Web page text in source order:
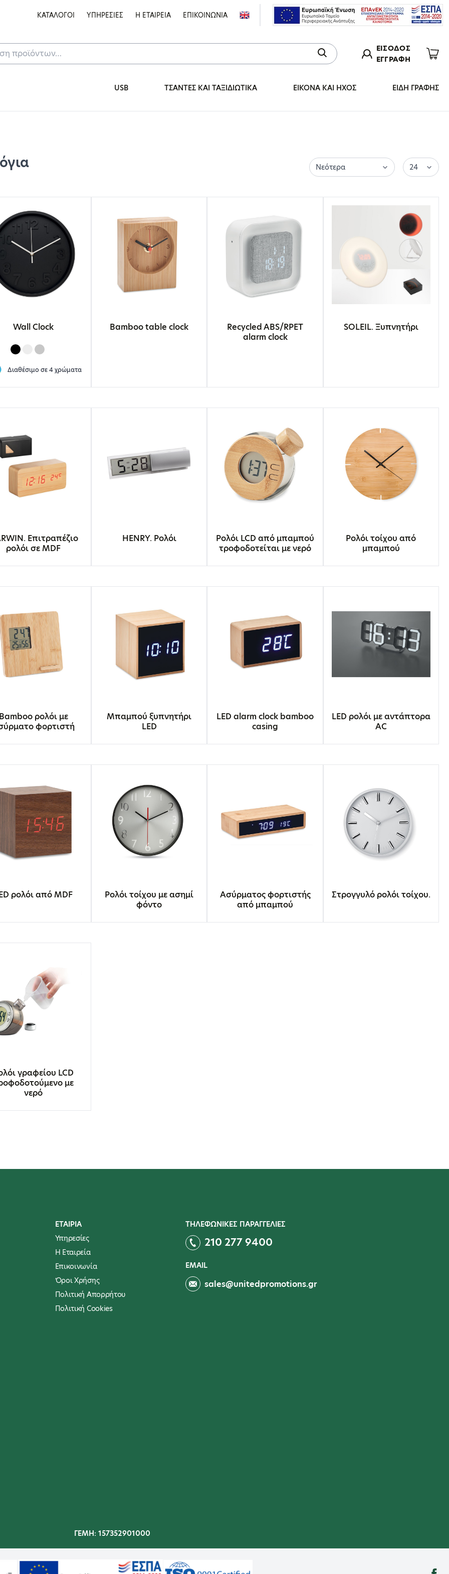
ΚΑΤΑΛΟΓΟΙ ΥΠΗΡΕΣΙΕΣ Η ΕΤΑΙΡΕΙΑ ΕΠΙΚΟΙΝΩΝΙΑ
ΕΙΣΟΔΟΣ
ΕΓΓΡΑΦΗ
USB ΤΣΑΝΤΕΣ ΚΑΙ ΤΑΞΙΔΙΩΤΙΚΑ ΕΙΚΟΝΑ ΚΑΙ ΗΧΟΣ ΕΙΔΗ ΓΡΑΦΗΣ
Wall Clock
Διαθέσιμο σε4 χρώματα
Bamboo table clock
Recycled ABS/RPET
alarm clock
SOLEIL. Ξυπνητήρι
Επιτραπέζιο
ρολόι σε MDF
HENRY. Ρολόι
Ρολόι LCD από μπαμπού
τροφοδοτείται με νερό
Ρολόι τοίχου από
μπαμπού
ρολόι με
φορτιστή
Μπαμπού ξυπνητήρι
LED
LED alarm clock bamboo
casing
LED ρολόι με αντάπτορα
AC
ρολόι από MDF
Ρολόι τοίχου με ασημί
φόντο
Ασύρματος φορτιστής
από μπαμπού
Στρογγυλό ρολόι τοίχου.
γραφείου LCD
με
νερό
ΕΤΑΙΡΙΑ
Υπηρεσίες
Η Εταιρεία
Επικοινωνία
Όροι Χρήσης
Πολιτική Απορρήτου
Πολιτική Cookies
ΤΗΛΕΦΩΝΙΚΕΣ ΠΑΡΑΓΓΕΛΙΕΣ
210 277 9400
EMAIL
sales@unitedpromotions.gr
ΓΕΜΗ: 157352901000